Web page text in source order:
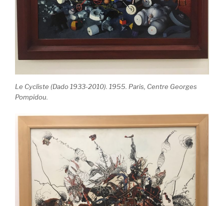
Le Cycliste (Dado 1933-2010). 1955. Paris, Centre Georges
Pompidou.